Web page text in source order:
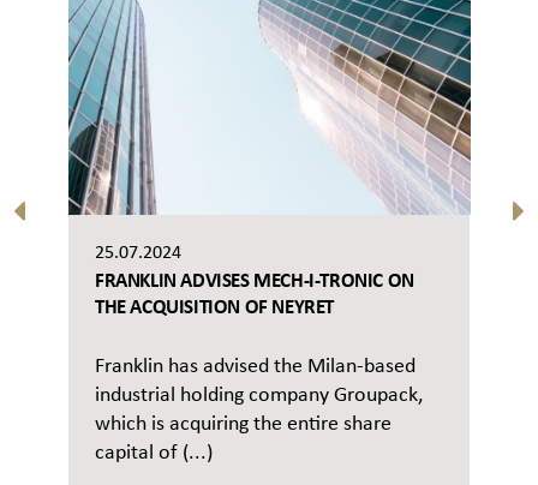
25.07.2024
FRANKLIN ADVISES MECH-I-TRONIC ON
THE ACQUISITION OF NEYRET
Franklin has advised the Milan-based
industrial holding company Groupack,
which is acquiring the entire share
capital of (...)